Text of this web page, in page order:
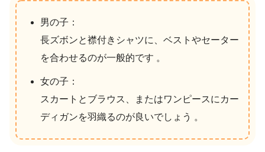
男の子：
長ズボンと襟付きシャツに、ベストやセーター
を合わせるのが一般的です 。
女の子：
スカートとブラウス、またはワンピースにカー
ディガンを羽織るのが良いでしょう 。